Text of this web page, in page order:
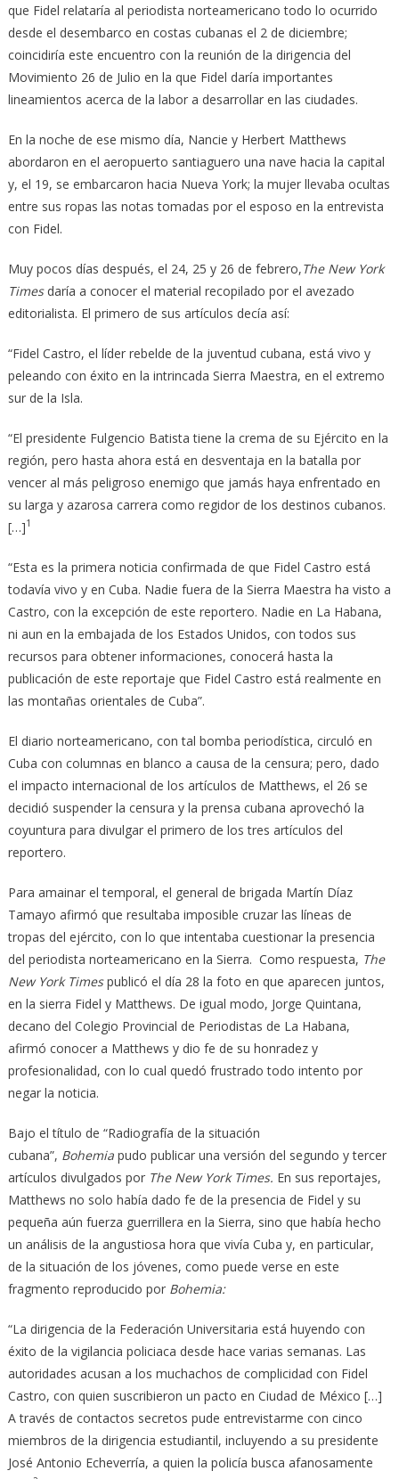
que Fidel relataría al periodista norteamericano todo lo ocurrido
desde el desembarco en costas cubanas el 2 de diciembre;
coincidiría este encuentro con la reunión de la dirigencia del
Movimiento 26 de Julio en la que Fidel daría importantes
lineamientos acerca de la labor a desarrollar en las ciudades.
En la noche de ese mismo día, Nancie y Herbert Matthews
abordaron en el aeropuerto santiaguero una nave hacia la capital
y, el 19, se embarcaron hacia Nueva York; la mujer llevaba ocultas
entre sus ropas las notas tomadas por el esposo en la entrevista
con Fidel.
Muy pocos días después, el 24, 25 y 26 de febrero,The New York
Timesdaría a conocer el material recopilado por el avezado
editorialista. El primero de sus artículos decía así:
“Fidel Castro, el líder rebelde de la juventud cubana, está vivo y
peleando con éxito en la intrincada Sierra Maestra, en el extremo
sur de la Isla.
“El presidente Fulgencio Batista tiene la crema de su Ejército en la
región, pero hasta ahora está en desventaja en la batalla por
vencer al más peligroso enemigo que jamás haya enfrentado en
su larga y azarosa carrera como regidor de los destinos cubanos.
[…]1
“Esta es la primera noticia confirmada de que Fidel Castro está
todavía vivo y en Cuba. Nadie fuera de la Sierra Maestra ha visto a
Castro, con la excepción de este reportero. Nadie en La Habana,
ni aun en la embajada de los Estados Unidos, con todos sus
recursos para obtener informaciones, conocerá hasta la
publicación de este reportaje que Fidel Castro está realmente en
las montañas orientales de Cuba”.
El diario norteamericano, con tal bomba periodística, circuló en
Cuba con columnas en blanco a causa de la censura; pero, dado
el impacto internacional de los artículos de Matthews, el 26 se
decidió suspender la censura y la prensa cubana aprovechó la
coyuntura para divulgar el primero de los tres artículos del
reportero.
Para amainar el temporal, el general de brigada Martín Díaz
Tamayo afirmó que resultaba imposible cruzar las líneas de
tropas del ejército, con lo que intentaba cuestionar la presencia
del periodista norteamericano en la Sierra. Como respuesta, The
New York Timespublicó el día 28 la foto en que aparecen juntos,
en la sierra Fidel y Matthews. De igual modo, Jorge Quintana,
decano del Colegio Provincial de Periodistas de La Habana,
afirmó conocer a Matthews y dio fe de su honradez y
profesionalidad, con lo cual quedó frustrado todo intento por
negar la noticia.
Bajo el título de “Radiografía de la situación
cubana”, Bohemiapudo publicar una versión del segundo y tercer
artículos divulgados por The New York Times. En sus reportajes,
Matthews no solo había dado fe de la presencia de Fidel y su
pequeña aún fuerza guerrillera en la Sierra, sino que había hecho
un análisis de la angustiosa hora que vivía Cuba y, en particular,
de la situación de los jóvenes, como puede verse en este
fragmento reproducido por Bohemia:
“La dirigencia de la Federación Universitaria está huyendo con
éxito de la vigilancia policiaca desde hace varias semanas. Las
autoridades acusan a los muchachos de complicidad con Fidel
Castro, con quien suscribieron un pacto en Ciudad de México […]
A través de contactos secretos pude entrevistarme con cinco
miembros de la dirigencia estudiantil, incluyendo a su presidente
José Antonio Echeverría, a quien la policía busca afanosamente